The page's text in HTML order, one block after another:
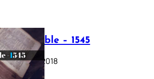
Luther Bible – 1545
October 17, 2018